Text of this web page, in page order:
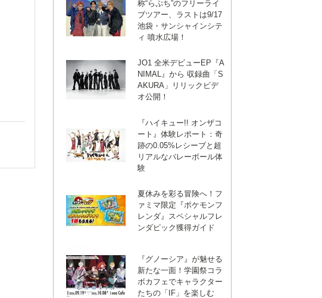
称“らぷち”のフリーライ
ブツアー、ラストは9/17
池袋・サンシャインシテ
ィ 噴水広場！
JO1 全米デビューEP『A
NIMAL』から 収録曲「S
AKURA」リリックビデ
オ公開！
『ハイキュー!! オンザコ
ート』体験レポート：奇
跡の0.05%レシーブと超
リアルなバレーボール体
験
夏休みを彩る冒険へ！フ
ァミマ限定『ポケモンフ
レンダ』スペシャルフレ
ンダピック獲得ガイド
『グノーシア』が魅せる
新たな一面！学園祭コラ
ボカフェでキャラクター
たちの「IF」を楽しむ